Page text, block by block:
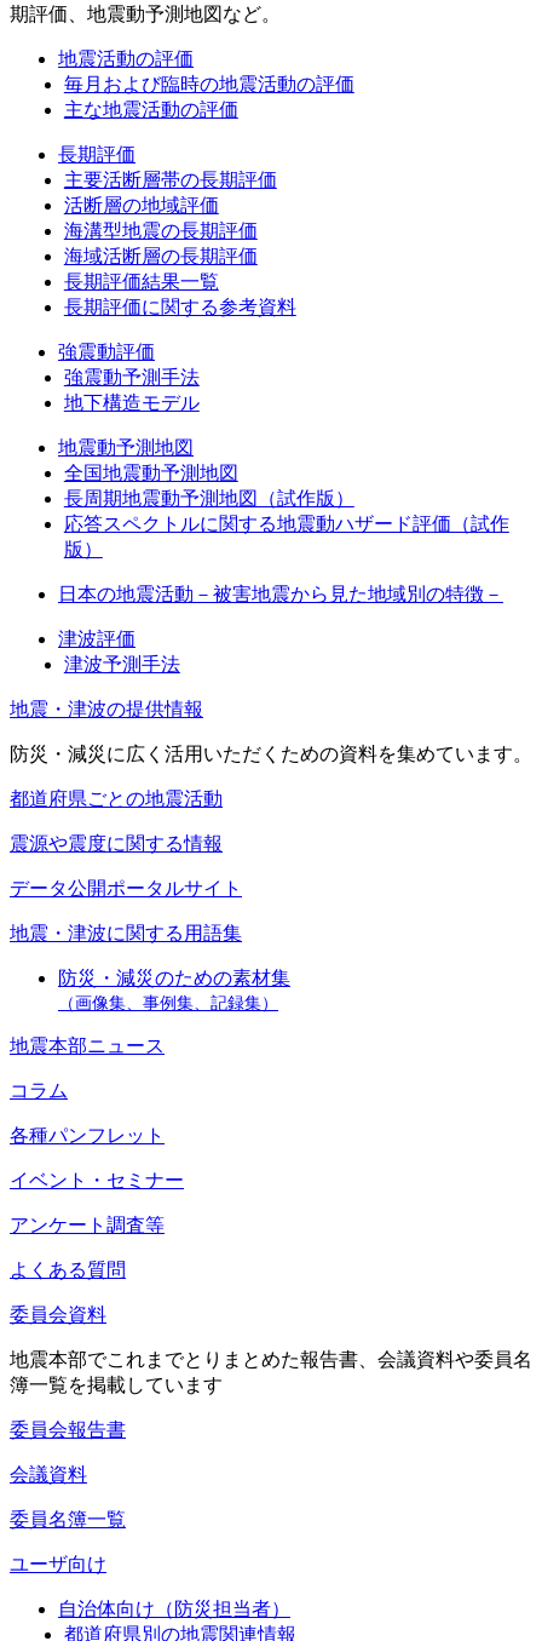
期評価、地震動予測地図など。
地震活動の評価
毎月および臨時の地震活動の評価
主な地震活動の評価
長期評価
主要活断層帯の長期評価
活断層の地域評価
海溝型地震の長期評価
海域活断層の長期評価
長期評価結果一覧
長期評価に関する参考資料
強震動評価
強震動予測手法
地下構造モデル
地震動予測地図
全国地震動予測地図
長周期地震動予測地図（試作版）
応答スペクトルに関する地震動ハザード評価（試作
版）
日本の地震活動－被害地震から見た地域別の特徴－
津波評価
津波予測手法
地震・津波の提供情報
防災・減災に広く活用いただくための資料を集めています。
都道府県ごとの地震活動
震源や震度に関する情報
データ公開ポータルサイト
地震・津波に関する用語集
防災・減災のための素材集
（画像集、事例集、記録集）
地震本部ニュース
コラム
各種パンフレット
イベント・セミナー
アンケート調査等
よくある質問
委員会資料
地震本部でこれまでとりまとめた報告書、会議資料や委員名
簿一覧を掲載しています
委員会報告書
会議資料
委員名簿一覧
ユーザ向け
自治体向け（防災担当者）
都道府県別の地震関連情報